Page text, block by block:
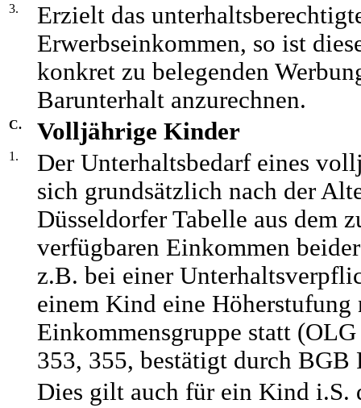
3.
Erzielt das
Erwerbseinkommen, so ist
konkret zu belegenden
Barunterhalt anzurechnen.
C. Volljährige Kinder
1.
Der Unterhaltsbedarf eines
sich grundsätzlich nach der
Düsseldorfer Tabelle aus dem
verfügbaren Einkommen
z.B. bei einer
einem Kind eine Höherstufung
Einkommensgruppe statt
353, 355, bestätigt durch BGB
Dies gilt auch für ein Kind i.S.